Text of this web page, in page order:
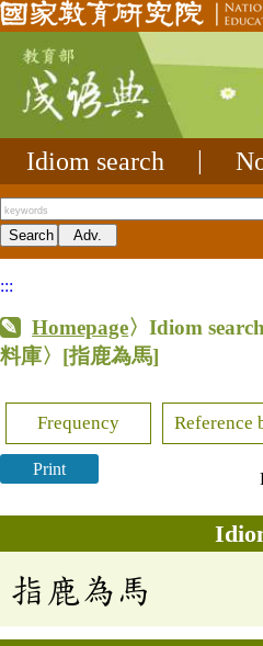
Idiom search
:::
Homepage〉Idiom
料庫〉 [指鹿為馬]
Frequency Reference
Print
指鹿為馬